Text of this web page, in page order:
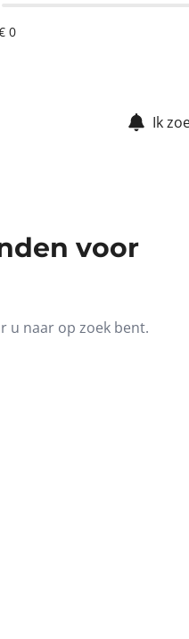
Ik
voor
u naar op zoek bent.